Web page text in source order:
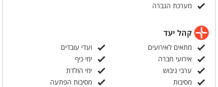
מערכת הגברה
קהל יעד
מתאים לאירועים
ועדי עובדים
אירועי חברה
ימי כיף
ערבי גיבוש
ימי הולדת
מסיבות
מסיבות הפתעה